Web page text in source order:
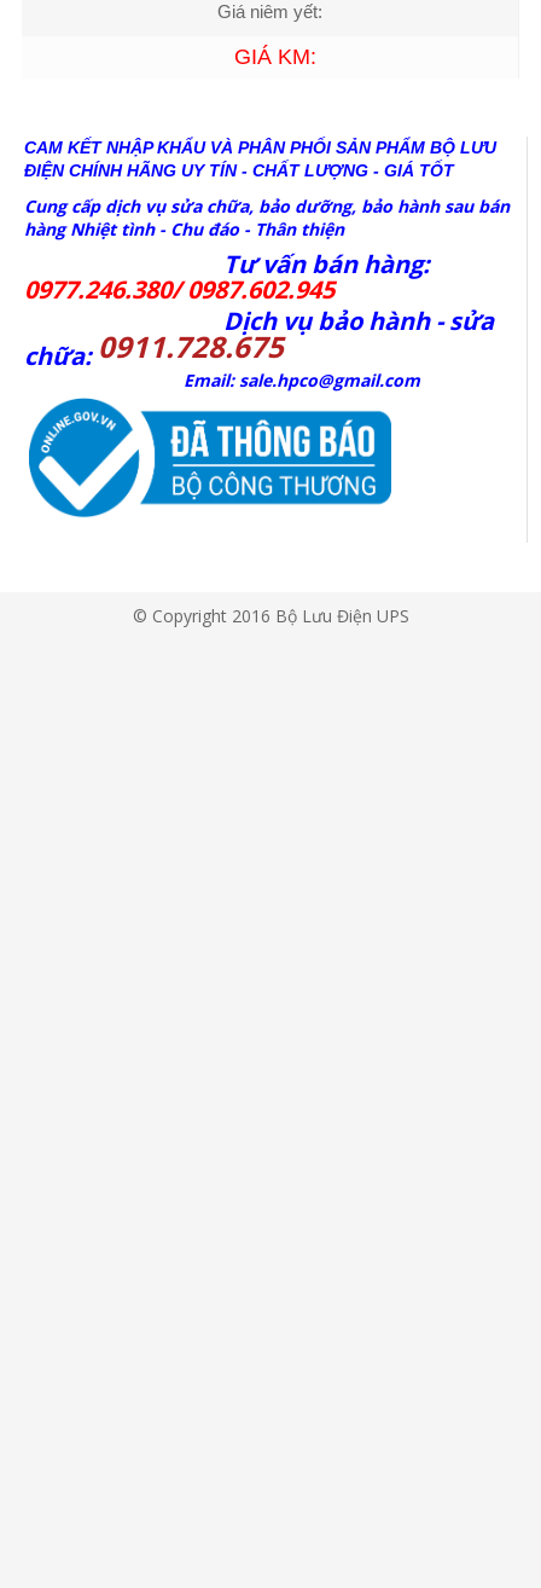
Giá niêm yết:
GIÁ KM:
CAM KẾT NHẬP KHẨU VÀ PHÂN PHỐI SẢN PHẨM BỘ LƯU
ĐIỆN CHÍNH HÃNG UY TÍN - CHẤT LƯỢNG - GIÁ TỐT
Cung cấp dịch vụ sửa chữa, bảo dưỡng, bảo hành sau bán
hàng Nhiệt tình - Chu đáo - Thân thiện
Tư vấn bán hàng:
0977.246.380/ 0987.602.945
Dịch vụ bảo hành - sửa
chữa: 0911.728.675
Email: sale.hpco@gmail.com
© Copyright 2016 Bộ Lưu Điện UPS